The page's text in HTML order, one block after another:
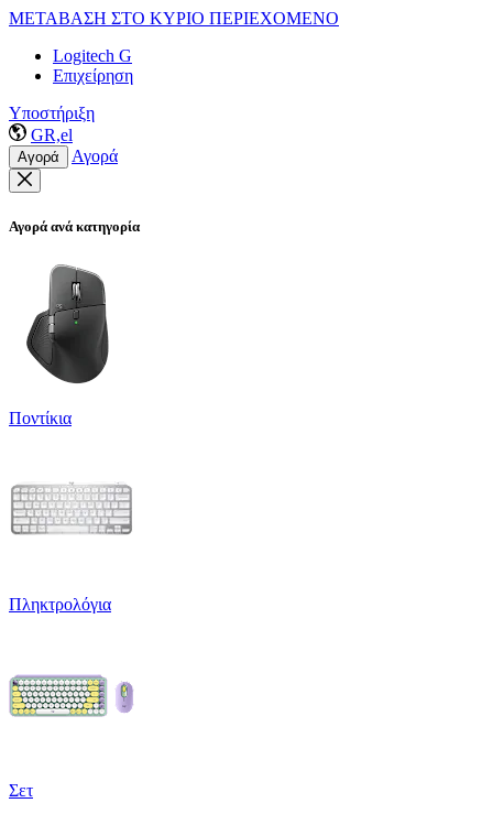
ΜΕΤΑΒΑΣΗ ΣΤΟ ΚΥΡΙΟ ΠΕΡΙΕΧΟΜΕΝΟ
Logitech G
Επιχείρηση
Υποστήριξη
GR,el
Αγορά Αγορά
Αγορά ανά κατηγορία
Ποντίκια
Πληκτρολόγια
Σετ